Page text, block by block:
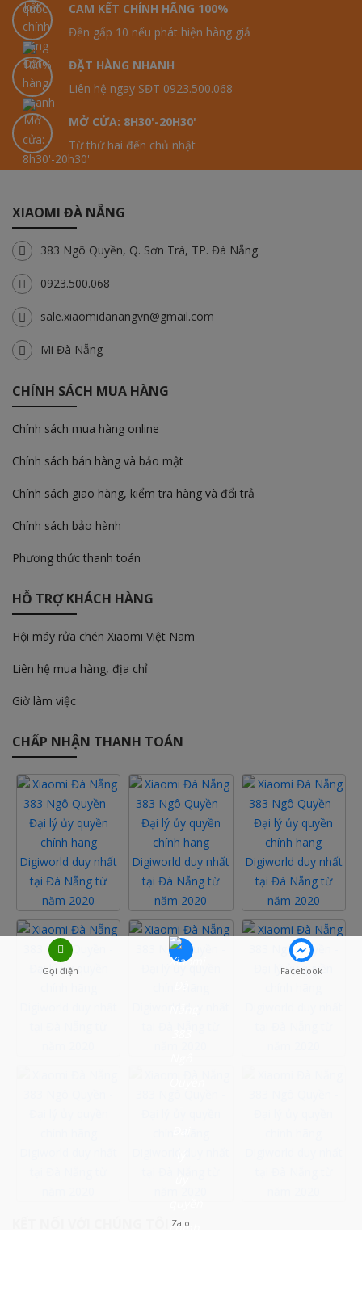
CAM KẾT CHÍNH HÃNG 100%
Đền gấp 10 nếu phát hiện hàng giả
ĐẶT HÀNG NHANH
Liên hệ ngay SĐT 0923.500.068
MỞ CỬA: 8H30'-20H30'
Từ thứ hai đến chủ nhật
XIAOMI ĐÀ NẴNG
383 Ngô Quyền, Q. Sơn Trà, TP. Đà Nẵng.
0923.500.068
sale.xiaomidanangvn@gmail.com
Mi Đà Nẵng
CHÍNH SÁCH MUA HÀNG
Chính sách mua hàng online
Chính sách bán hàng và bảo mật
Chính sách giao hàng, kiểm tra hàng và đổi trả
Chính sách bảo hành
Phương thức thanh toán
HỖ TRỢ KHÁCH HÀNG
Hội máy rửa chén Xiaomi Việt Nam
Liên hệ mua hàng, địa chỉ
Giờ làm việc
CHẤP NHẬN THANH TOÁN
Gọi điện
Zalo
Facebook